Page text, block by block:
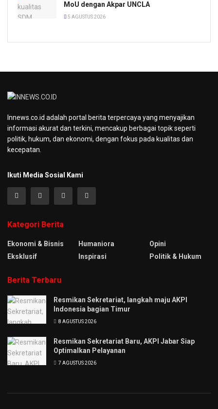
MoU dengan Akpar UNCLA
5 AGUSTUS 2026
Innews.co.id adalah portal berita terpercaya yang menyajikan
informasi akurat dan terkini, mencakup berbagai topik seperti
politik, hukum, dan ekonomi, dengan fokus pada kualitas dan
kecepatan.
Ikuti Media Sosial Kami
Kategori Berita
Ekonomi & Bisnis
Eksklusif
Humaniora
Inspirasi
Opini
Politik & Hukum
Berita Terbaru
Resmikan Sekretariat, langkah maju AKPI
Indonesia bagian Timur
8 AGUSTUS 2026
Resmikan Sekretariat Baru, AKPI Jabar Siap
Optimalkan Pelayanan
7 AGUSTUS 2026